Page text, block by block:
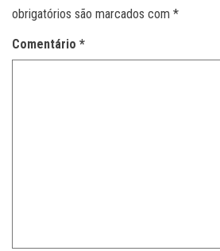
obrigatórios são marcados com *
Comentário *